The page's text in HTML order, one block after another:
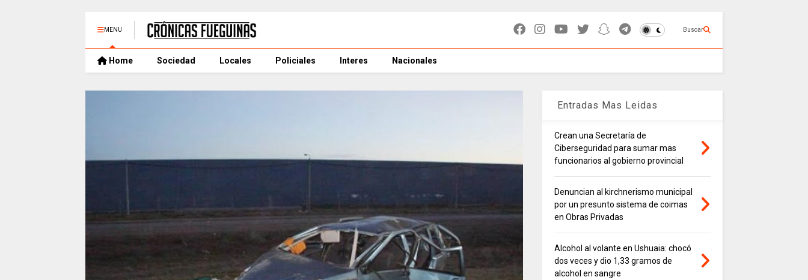
MENU Buscar
Home Sociedad Locales Policiales Interes Nacionales
Entradas Mas Leidas
Crean una Secretaría de
Ciberseguridad para sumar mas
funcionarios al gobierno provincial
Denuncian al kirchnerismo municipal
por un presunto sistema de coimas
en Obras Privadas
Alcohol al volante en Ushuaia: chocó
dos veces y dio 1,33 gramos de
alcohol en sangre